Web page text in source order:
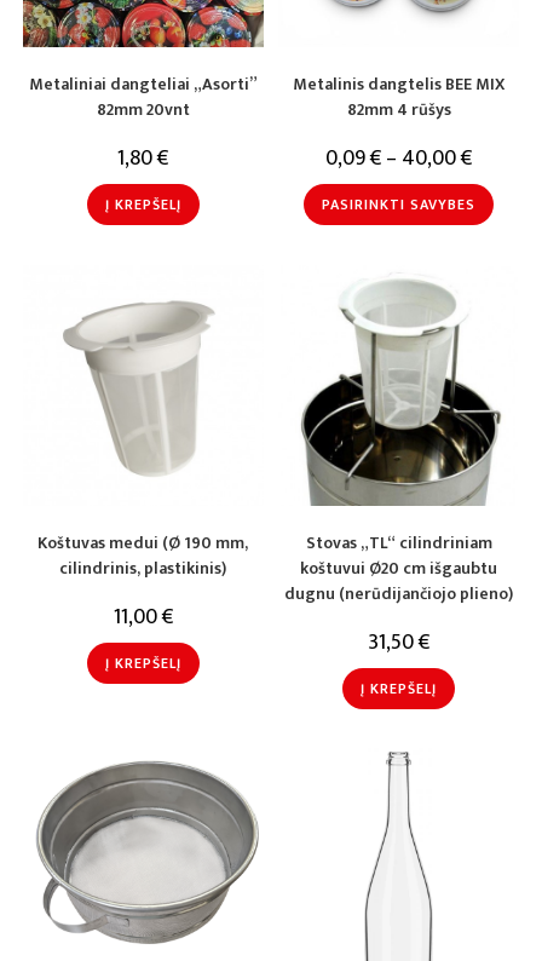
Metaliniai dangteliai „Asorti”
82mm 20vnt
1,80€
Į KREPŠELĮ
Metalinis dangtelis BEE MIX
82mm 4 rūšys
0,09€– 40,00€
PASIRINKTI SAVYBES
Koštuvas medui (Ø 190 mm,
cilindrinis, plastikinis)
11,00€
Į KREPŠELĮ
Stovas „TL“ cilindriniam
koštuvui Ø20 cm išgaubtu
dugnu (nerūdijančiojo plieno)
31,50€
Į KREPŠELĮ